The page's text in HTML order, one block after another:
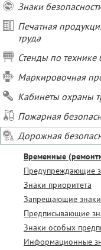
Знаки
Печатная
труда
Стенды по технике
Маркировочная
Кабинеты охраны
Пожарная
Дорожная
Временные
Предупреждающие
Знаки приоритета
Запрещающие знаки
Предписывающие
Знаки особых
Информационные